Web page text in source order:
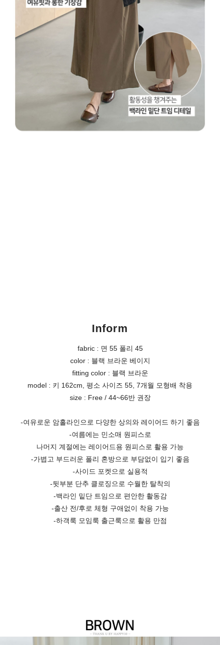
Inform
fabric : 면 55 폴리 45
color : 블랙 브라운 베이지
fitting color : 블랙 브라운
model : 키 162cm, 평소 사이즈 55, 7개월 모형배 착용
size : Free / 44~66반 권장
-여유로운 암홀라인으로 다양한 상의와 레이어드 하기 좋음
-여름에는 민소매 원피스로
나머지 계절에는 레이어드용 원피스로 활용 가능
-가볍고 부드러운 폴리 혼방으로 부담없이 입기 좋음
-사이드 포켓으로 실용적
-뒷부분 단추 클로징으로 수월한 탈착의
-백라인 밑단 트임으로 편안한 활동감
-출산 전/후로 체형 구애없이 착용 가능
-하객룩 모임룩 출근룩으로 활용 만점